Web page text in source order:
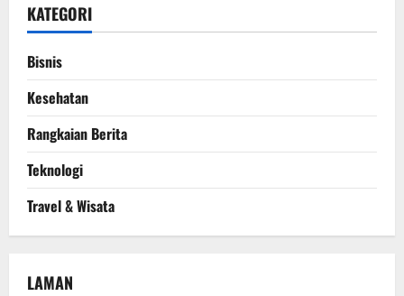
KATEGORI
Bisnis
Kesehatan
Rangkaian Berita
Teknologi
Travel & Wisata
LAMAN